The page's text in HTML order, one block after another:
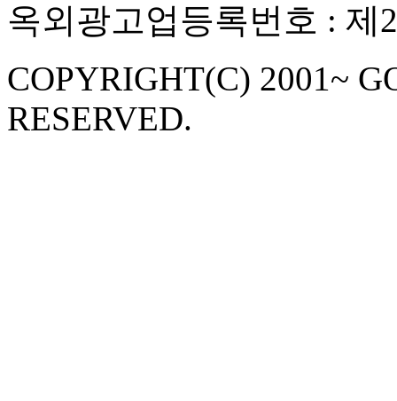
옥외광고업등록번호 : 제
COPYRIGHT(C) 2001~
RESERVED.